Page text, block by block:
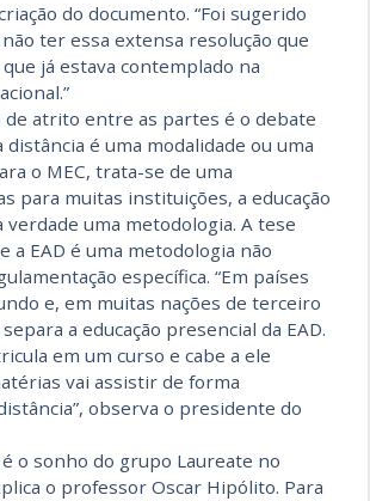
do documento. “Foi sugerido
ter essa extensa resolução que
já estava contemplado na
de atrito entre as partes é o debate
distância é uma modalidade ou uma
o MEC, trata-se de uma
para muitas instituições, a educação
verdade uma metodologia. A tese
a EAD é uma metodologia não
específica. “Em países
e, em muitas nações de terceiro
a educação presencial da EAD.
em um curso e cabe a ele
vai assistir de forma
observa o presidente do
o sonho do grupo Laureate no
o professor Oscar Hipólito. Para